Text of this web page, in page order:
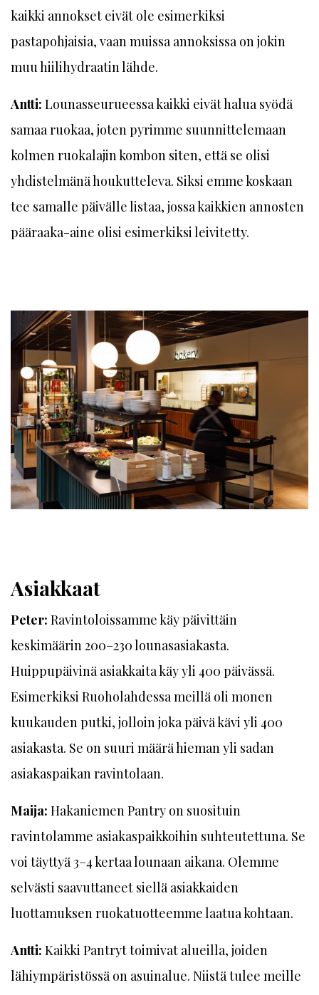
kaikki annokset eivät ole esimerkiksi
pastapohjaisia, vaan muissa annoksissa on jokin
muu hiilihydraatin lähde.
Antti: Lounasseurueessa kaikki eivät halua syödä
samaa ruokaa, joten pyrimme suunnittelemaan
kolmen ruokalajin kombon siten, että se olisi
yhdistelmänä houkutteleva. Siksi emme koskaan
tee samalle päivälle listaa, jossa kaikkien annosten
pääraaka-aine olisi esimerkiksi leivitetty.
Asiakkaat
Peter: Ravintoloissamme käy päivittäin
keskimäärin 200–230 lounasasiakasta.
Huippupäivinä asiakkaita käy yli 400 päivässä.
Esimerkiksi Ruoholahdessa meillä oli monen
kuukauden putki, jolloin joka päivä kävi yli 400
asiakasta. Se on suuri määrä hieman yli sadan
asiakaspaikan ravintolaan.
Maija: Hakaniemen Pantry on suosituin
ravintolamme asiakaspaikkoihin suhteutettuna. Se
voi täyttyä 3–4 kertaa lounaan aikana. Olemme
selvästi saavuttaneet siellä asiakkaiden
luottamuksen ruokatuotteemme laatua kohtaan.
Antti: Kaikki Pantryt toimivat alueilla, joiden
lähiympäristössä on asuinalue. Niistä tulee meille